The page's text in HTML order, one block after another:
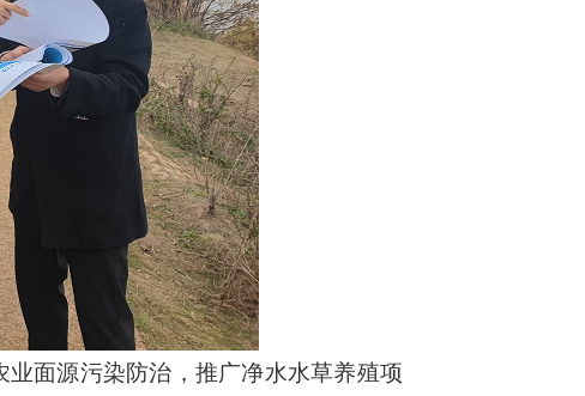
面源污染防治，推广净水水草养殖项